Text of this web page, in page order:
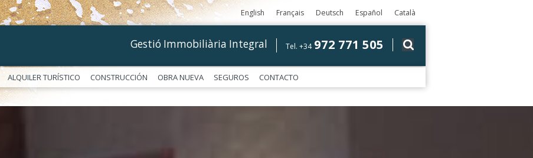
English Français Deutsch Español Català
Tel. +34 972 771 505
Gestió Immobiliària Integral
ALQUILER TURÍSTICO CONSTRUCCIÓN OBRA NUEVA SEGUROS CONTACTO